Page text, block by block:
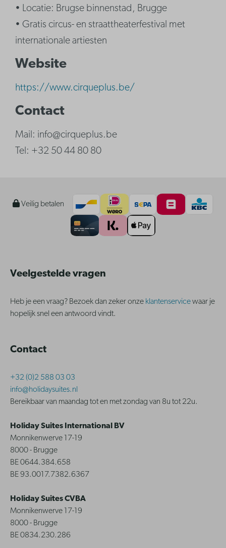
• Locatie: Brugse binnenstad, Brugge
• Gratis circus- en straattheaterfestival met
internationale artiesten
Website
https://www.cirqueplus.be/
Contact
Mail: info@cirqueplus.be
Tel: +32 50 44 80 80
Veilig betalen
Veelgestelde vragen
Heb je een vraag? Bezoek dan zeker onze klantenservicewaar je
hopelijk snel een antwoord vindt.
Contact
+32 (0)2 588 03 03
info@holidaysuites.nl
Bereikbaar van maandag tot en met zondag van 8u tot 22u.
Holiday Suites International BV
Monnikenwerve 17-19
8000 - Brugge
BE 0644.384.658
BE 93.0017.7382.6367
Holiday Suites CVBA
Monnikenwerve 17-19
8000 - Brugge
BE 0834.230.286